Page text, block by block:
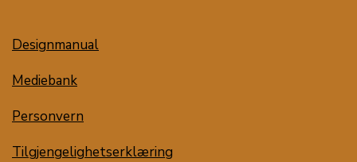
Designmanual
Mediebank
Personvern
Tilgjengelighetserklæring